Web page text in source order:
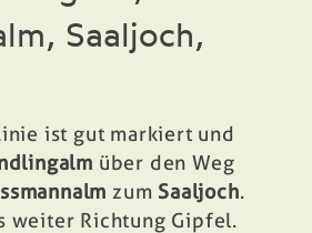
Saaljoch,
ist gut markiert und
über den Weg
zum Saaljoch.
weiter Richtung Gipfel.